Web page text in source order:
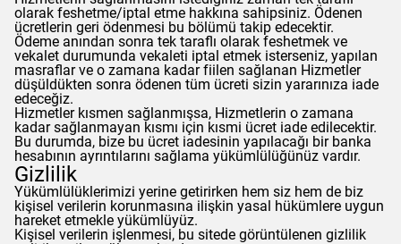
olarak feshetme/iptal etme hakkına sahipsiniz. Ödenen
ücretlerin geri ödenmesi bu bölümü takip edecektir.
Ödeme anından sonra tek taraflı olarak feshetmek ve
vekalet durumunda vekaleti iptal etmek isterseniz, yapılan
masraflar ve o zamana kadar fiilen sağlanan Hizmetler
düşüldükten sonra ödenen tüm ücreti sizin yararınıza iade
edeceğiz.
Hizmetler kısmen sağlanmışsa, Hizmetlerin o zamana
kadar sağlanmayan kısmı için kısmi ücret iade edilecektir.
Bu durumda, bize bu ücret iadesinin yapılacağı bir banka
hesabının ayrıntılarını sağlama yükümlülüğünüz vardır.
Gizlilik
Yükümlülüklerimizi yerine getirirken hem siz hem de biz
kişisel verilerin korunmasına ilişkin yasal hükümlere uygun
hareket etmekle yükümlüyüz.
Kişisel verilerin işlenmesi, bu sitede görüntülenen gizlilik